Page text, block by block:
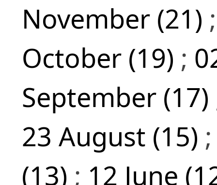
November (21)
October (19) ;
September (17)
23 August (15)
(13) ; 12 June